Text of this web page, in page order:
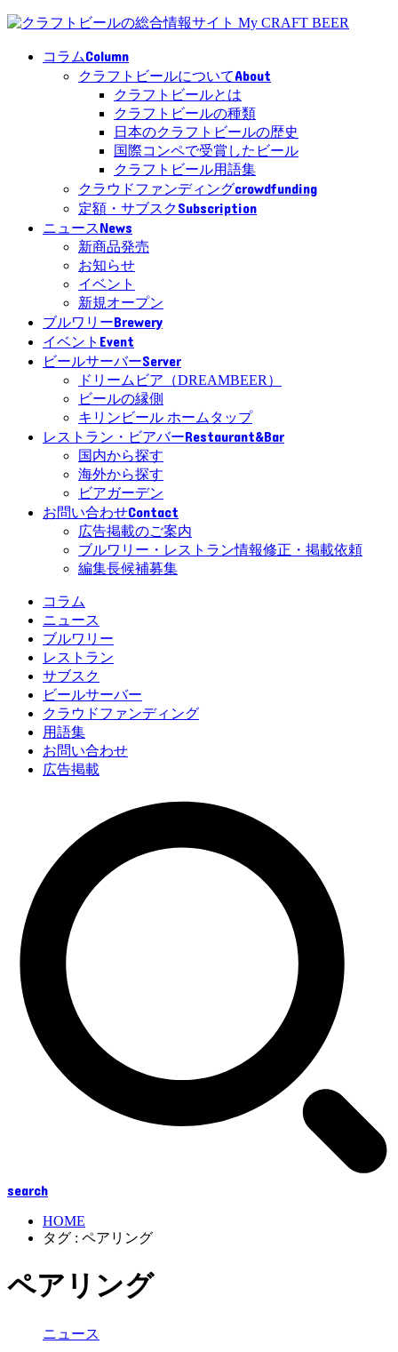
コラムColumn
クラフトビールについてAbout
クラフトビールとは
クラフトビールの種類
日本のクラフトビールの歴史
国際コンペで受賞したビール
クラフトビール用語集
クラウドファンディングcrowdfunding
定額・サブスクSubscription
ニュースNews
新商品発売
お知らせ
イベント
新規オープン
ブルワリーBrewery
イベント Event
ビールサーバーServer
ドリームビア（DREAMBEER）
ビールの縁側
キリンビール ホームタップ
レストラン・ビアバーRestaurant&Bar
国内から探す
海外から探す
ビアガーデン
お問い合わせContact
広告掲載のご案内
ブルワリー・レストラン情報修正・掲載依頼
編集長候補募集
コラム
ニュース
ブルワリー
レストラン
サブスク
ビールサーバー
クラウドファンディング
用語集
お問い合わせ
広告掲載
search
HOME
タグ : ペアリング
ペアリング
ニュース